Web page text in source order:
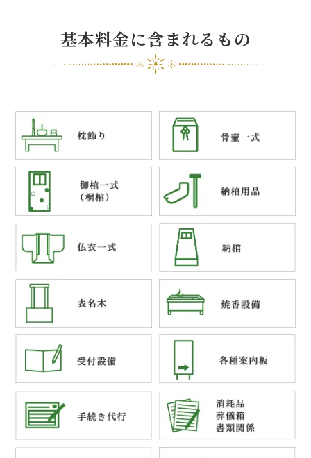
基本料金に含まれるもの